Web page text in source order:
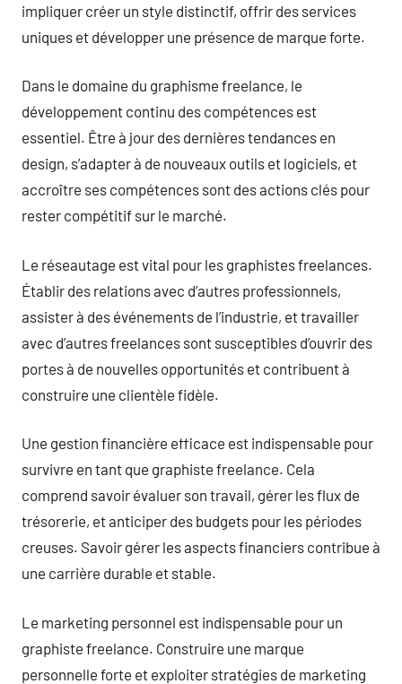
impliquer créer un style distinctif, offrir des services
uniques et développer une présence de marque forte.
Dans le domaine du graphisme freelance, le
développement continu des compétences est
essentiel. Être à jour des dernières tendances en
design, s’adapter à de nouveaux outils et logiciels, et
accroître ses compétences sont des actions clés pour
rester compétitif sur le marché.
Le réseautage est vital pour les graphistes freelances.
Établir des relations avec d’autres professionnels,
assister à des événements de l’industrie, et travailler
avec d’autres freelances sont susceptibles d’ouvrir des
portes à de nouvelles opportunités et contribuent à
construire une clientèle fidèle.
Une gestion financière efficace est indispensable pour
survivre en tant que graphiste freelance. Cela
comprend savoir évaluer son travail, gérer les flux de
trésorerie, et anticiper des budgets pour les périodes
creuses. Savoir gérer les aspects financiers contribue à
une carrière durable et stable.
Le marketing personnel est indispensable pour un
graphiste freelance. Construire une marque
personnelle forte et exploiter stratégies de marketing